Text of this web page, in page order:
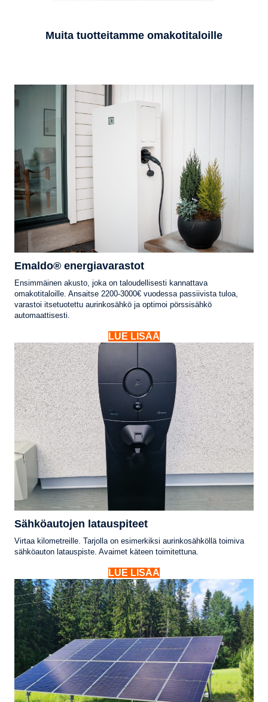
Muita tuotteitamme omakotitaloille
Emaldo® energiavarastot
Ensimmäinen akusto, joka on taloudellisesti kannattava
omakotitaloille. Ansaitse 2200-3000€ vuodessa passiivista tuloa,
varastoi itsetuotettu aurinkosähkö ja optimoi pörssisähkö
automaattisesti.
LUE LISÄÄ
Sähköautojen latauspiteet
Virtaa kilometreille. Tarjolla on esimerkiksi aurinkosähköllä toimiva
sähköauton latauspiste. Avaimet käteen toimitettuna.
LUE LISÄÄ